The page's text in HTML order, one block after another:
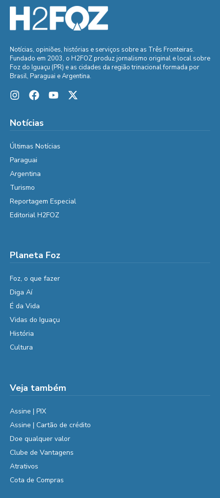
Notícias, opiniões, histórias e serviços sobre as Três Fronteiras.
Fundado em 2003, o H2FOZ produz jornalismo original e local sobre
Foz do Iguaçu (PR) e as cidades da região trinacional formada por
Brasil, Paraguai e Argentina.
Notícias
Últimas Notícias
Paraguai
Argentina
Turismo
Reportagem Especial
Editorial H2FOZ
Planeta Foz
Foz, o que fazer
Diga Aí
É da Vida
Vidas do Iguaçu
História
Cultura
Veja também
Assine | PIX
Assine | Cartão de crédito
Doe qualquer valor
Clube de Vantagens
Atrativos
Cota de Compras